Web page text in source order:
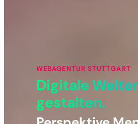
WEBAGENTUR STUTTGART
Digitale
gestalten.